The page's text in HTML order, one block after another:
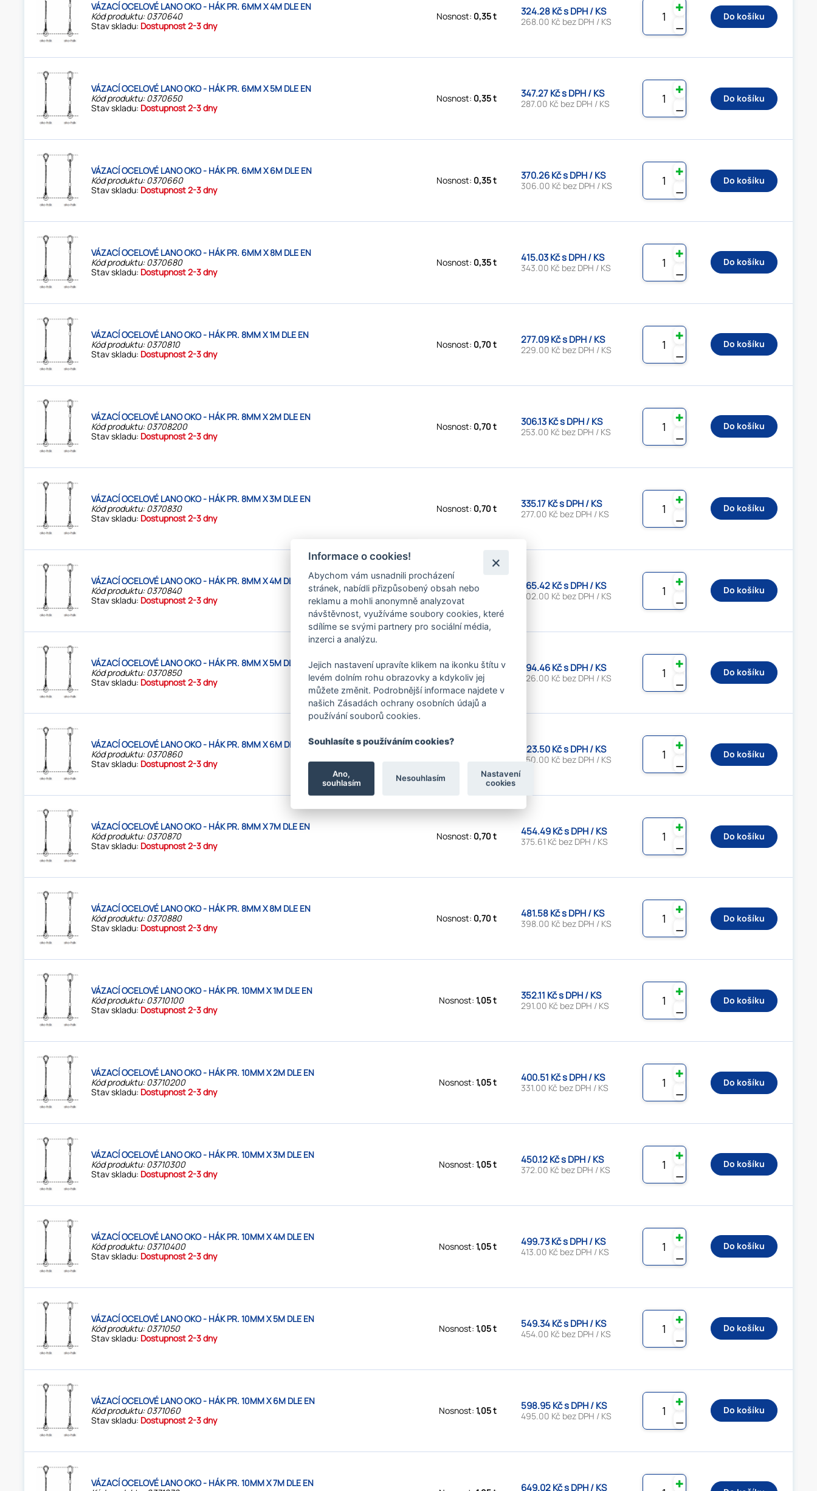
VÁZACÍ OCELOVÉ LANO OKO - HÁK PR. 6MM X 4M DLE EN
Kód produktu: 0370640
Stav skladu: Dostupnost 2-3 dny
Nosnost: 0,35 t 324.28 Kč s DPH / KS
268.00 Kč bez DPH / KS ⚊
✚
Do košíku
VÁZACÍ OCELOVÉ LANO OKO - HÁK PR. 6MM X 5M DLE EN
Kód produktu: 0370650
Stav skladu: Dostupnost 2-3 dny
Nosnost: 0,35 t 347.27 Kč s DPH / KS
287.00 Kč bez DPH / KS ⚊
✚
Do košíku
VÁZACÍ OCELOVÉ LANO OKO - HÁK PR. 6MM X 6M DLE EN
Kód produktu: 0370660
Stav skladu: Dostupnost 2-3 dny
Nosnost: 0,35 t 370.26 Kč s DPH / KS
306.00 Kč bez DPH / KS ⚊
✚
Do košíku
VÁZACÍ OCELOVÉ LANO OKO - HÁK PR. 6MM X 8M DLE EN
Kód produktu: 0370680
Stav skladu: Dostupnost 2-3 dny
Nosnost: 0,35 t 415.03 Kč s DPH / KS
343.00 Kč bez DPH / KS ⚊
✚
Do košíku
VÁZACÍ OCELOVÉ LANO OKO - HÁK PR. 8MM X 1M DLE EN
Kód produktu: 0370810
Stav skladu: Dostupnost 2-3 dny
Nosnost: 0,70 t 277.09 Kč s DPH / KS
229.00 Kč bez DPH / KS ⚊
✚
Do košíku
VÁZACÍ OCELOVÉ LANO OKO - HÁK PR. 8MM X 2M DLE EN
Kód produktu: 03708200
Stav skladu: Dostupnost 2-3 dny
Nosnost: 0,70 t 306.13 Kč s DPH / KS
253.00 Kč bez DPH / KS ⚊
✚
Do košíku
VÁZACÍ OCELOVÉ LANO OKO - HÁK PR. 8MM X 3M DLE EN
Kód produktu: 0370830
Stav skladu: Dostupnost 2-3 dny
Nosnost: 0,70 t 335.17 Kč s DPH / KS
277.00 Kč bez DPH / KS ⚊
✚
Do košíku
VÁZACÍ OCELOVÉ LANO OKO - HÁK PR. 8MM X 4M DLE EN
Kód produktu: 0370840
Stav skladu: Dostupnost 2-3 dny
Nosnost:0,70 t 365.42 Kč s DPH / KS
302.00 Kč bez DPH / KS ⚊
✚
Do košíku
VÁZACÍ OCELOVÉ LANO OKO - HÁK PR. 8MM X 5M DLE EN
Kód produktu: 0370850
Stav skladu: Dostupnost 2-3 dny
Nosnost: 0,70 t 394.46 Kč s DPH / KS
326.00 Kč bez DPH / KS ⚊
✚
Do košíku
VÁZACÍ OCELOVÉ LANO OKO - HÁK PR. 8MM X 6M DLE EN
Kód produktu: 0370860
Stav skladu: Dostupnost 2-3 dny
423.50 Kč s DPH / KS
350.00 Kč bez DPH / KS ⚊
✚
Do košíku
VÁZACÍ OCELOVÉ LANO OKO - HÁK PR. 8MM X 7M DLE EN
Kód produktu: 0370870
Stav skladu: Dostupnost 2-3 dny
Nosnost: 0,70 t 454.49 Kč s DPH / KS
375.61 Kč bez DPH / KS ⚊
✚
Do košíku
VÁZACÍ OCELOVÉ LANO OKO - HÁK PR. 8MM X 8M DLE EN
Kód produktu: 0370880
Stav skladu: Dostupnost 2-3 dny
Nosnost: 0,70 t 481.58 Kč s DPH / KS
398.00 Kč bez DPH / KS ⚊
✚
Do košíku
VÁZACÍ OCELOVÉ LANO OKO - HÁK PR. 10MM X 1M DLE EN
Kód produktu: 03710100
Stav skladu: Dostupnost 2-3 dny
Nosnost: 1,05 t 352.11 Kč s DPH / KS
291.00 Kč bez DPH / KS ⚊
✚
Do košíku
VÁZACÍ OCELOVÉ LANO OKO - HÁK PR. 10MM X 2M DLE EN
Kód produktu: 03710200
Stav skladu: Dostupnost 2-3 dny
Nosnost: 1,05 t 400.51 Kč s DPH / KS
331.00 Kč bez DPH / KS ⚊
✚
Do košíku
VÁZACÍ OCELOVÉ LANO OKO - HÁK PR. 10MM X 3M DLE EN
Kód produktu: 03710300
Stav skladu: Dostupnost 2-3 dny
Nosnost: 1,05 t 450.12 Kč s DPH / KS
372.00 Kč bez DPH / KS ⚊
✚
Do košíku
VÁZACÍ OCELOVÉ LANO OKO - HÁK PR. 10MM X 4M DLE EN
Kód produktu: 03710400
Stav skladu: Dostupnost 2-3 dny
Nosnost: 1,05 t 499.73 Kč s DPH / KS
413.00 Kč bez DPH / KS ⚊
✚
Do košíku
VÁZACÍ OCELOVÉ LANO OKO - HÁK PR. 10MM X 5M DLE EN
Kód produktu: 0371050
Stav skladu: Dostupnost 2-3 dny
Nosnost: 1,05 t 549.34 Kč s DPH / KS
454.00 Kč bez DPH / KS ⚊
✚
Do košíku
VÁZACÍ OCELOVÉ LANO OKO - HÁK PR. 10MM X 6M DLE EN
Kód produktu: 0371060
Stav skladu: Dostupnost 2-3 dny
Nosnost: 1,05 t 598.95 Kč s DPH / KS
495.00 Kč bez DPH / KS ⚊
✚
Do košíku
VÁZACÍ OCELOVÉ LANO OKO - HÁK PR. 10MM X 7M DLE EN
649.02 Kč s DPH / KS ✚
Informace o cookies!
Abychom vám usnadnili procházení
stránek, nabídli přizpůsobený obsah nebo
reklamu a mohli anonymně analyzovat
návštěvnost, využíváme soubory cookies, které
sdílíme se svými partnery pro sociální média,
inzerci a analýzu.
Jejich nastavení upravíte klikem na ikonku štítu v
levém dolním rohu obrazovky a kdykoliv jej
můžete změnit. Podrobnější informace najdete v
našich Zásadách ochrany osobních údajů a
používání souborů cookies.
Souhlasíte s používáním cookies?
Ano,
souhlasím
Nesouhlasím
Nastavení
cookies